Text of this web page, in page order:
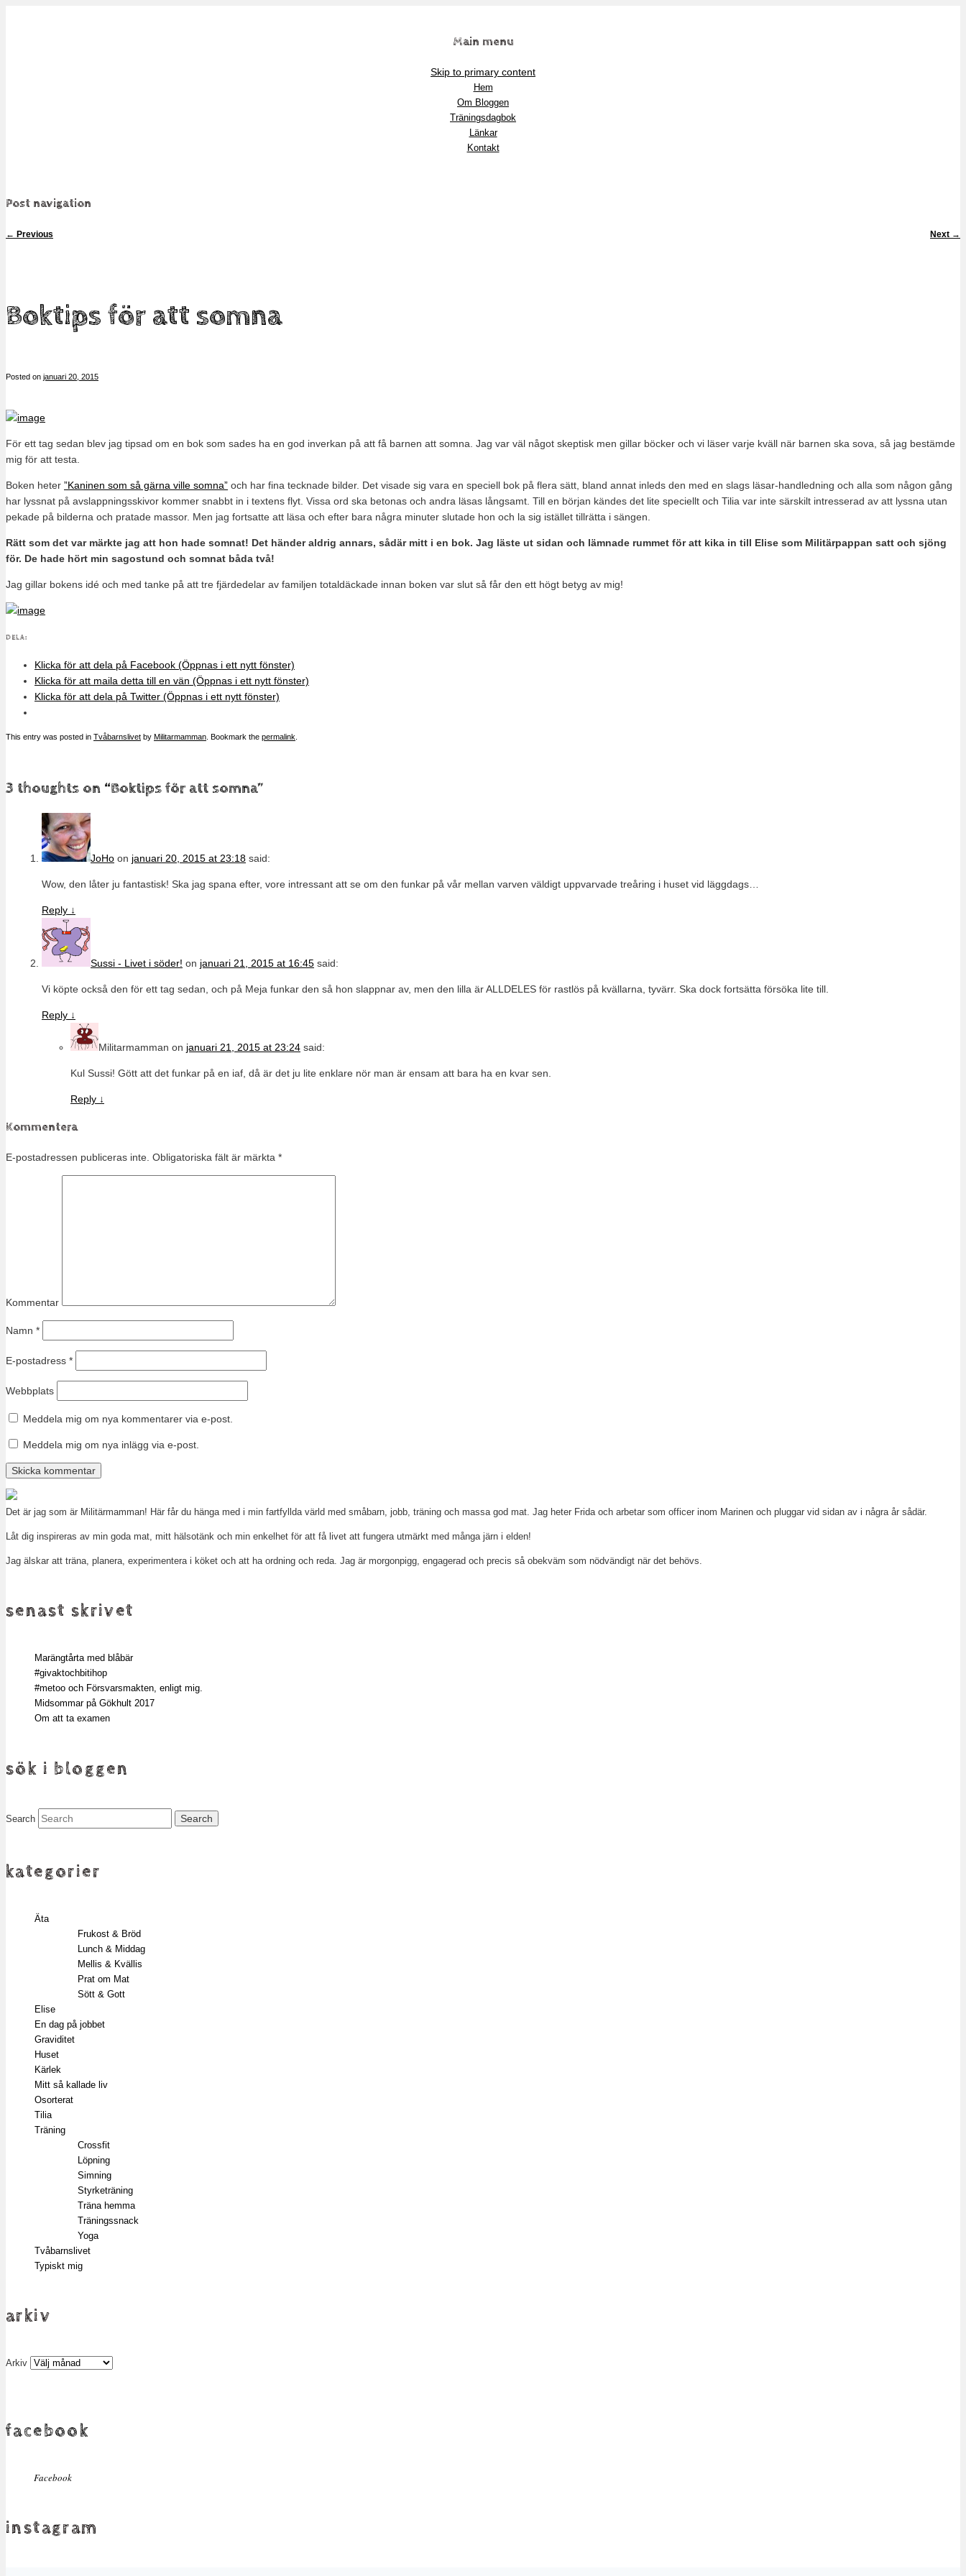
Main menu
Skip to primary content
Hem
Om Bloggen
Träningsdagbok
Länkar
Kontakt
Post navigation
← Previous Next →
Boktips för att somna
Posted on januari 20, 2015
För ett tag sedan blev jag tipsad om en bok som sades ha en god inverkan på att få barnen att somna. Jag var väl något skeptisk men gillar böcker och vi läser varje kväll när barnen ska sova, så jag bestämde
mig för att testa.
Boken heter ”Kaninen som så gärna ville somna” och har fina tecknade bilder. Det visade sig vara en speciell bok på flera sätt, bland annat inleds den med en slags läsar-handledning och alla som någon gång
har lyssnat på avslappningsskivor kommer snabbt in i textens flyt. Vissa ord ska betonas och andra läsas långsamt. Till en början kändes det lite speciellt och Tilia var inte särskilt intresserad av att lyssna utan
pekade på bilderna och pratade massor. Men jag fortsatte att läsa och efter bara några minuter slutade hon och la sig istället tillrätta i sängen.
Rätt som det var märkte jag att hon hade somnat! Det händer aldrig annars, sådär mitt i en bok. Jag läste ut sidan och lämnade rummet för att kika in till Elise som Militärpappan satt och sjöng
för. De hade hört min sagostund och somnat båda två!
Jag gillar bokens idé och med tanke på att tre fjärdedelar av familjen totaldäckade innan boken var slut så får den ett högt betyg av mig!
DELA:
Klicka för att dela på Facebook (Öppnas i ett nytt fönster)
Klicka för att maila detta till en vän (Öppnas i ett nytt fönster)
Klicka för att dela på Twitter (Öppnas i ett nytt fönster)
This entry was posted in Tvåbarnslivet by Militarmamman . Bookmark the permalink
3 thoughts on “Boktips för att somna”
JoHo on januari 20, 2015 at 23:18 said:
Wow, den låter ju fantastisk! Ska jag spana efter, vore intressant att se om den funkar på vår mellan varven väldigt uppvarvade treåring i huset vid läggdags…
Reply ↓
Sussi - Livet i söder! on januari 21, 2015 at 16:45 said:
Vi köpte också den för ett tag sedan, och på Meja funkar den så hon slappnar av, men den lilla är ALLDELES för rastlös på kvällarna, tyvärr. Ska dock fortsätta försöka lite till.
Reply ↓
Militarmamman on januari 21, 2015 at 23:24 said:
Kul Sussi! Gött att det funkar på en iaf, då är det ju lite enklare nör man är ensam att bara ha en kvar sen.
Reply ↓
Kommentera
E-postadressen publiceras inte. Obligatoriska fält är märkta *
Kommentar
Namn *
E-postadress *
Webbplats
Meddela mig om nya kommentarer via e-post.
Meddela mig om nya inlägg via e-post.
Det är jag som är Militärmamman! Här får du hänga med i min fartfyllda värld med småbarn, jobb, träning och massa god mat. Jag heter Frida och arbetar som officer inom Marinen och pluggar vid sidan av i några år sådär.
Låt dig inspireras av min goda mat, mitt hälsotänk och min enkelhet för att få livet att fungera utmärkt med många järn i elden!
Jag älskar att träna, planera, experimentera i köket och att ha ordning och reda. Jag är morgonpigg, engagerad och precis så obekväm som nödvändigt när det behövs.
senast skrivet
Marängtårta med blåbär
#givaktochbitihop
#metoo och Försvarsmakten, enligt mig.
Midsommar på Gökhult 2017
Om att ta examen
sök i bloggen
Search
kategorier
Äta
Frukost & Bröd
Lunch & Middag
Mellis & Kvällis
Prat om Mat
Sött & Gott
Elise
En dag på jobbet
Graviditet
Huset
Kärlek
Mitt så kallade liv
Osorterat
Tilia
Träning
Crossfit
Löpning
Simning
Styrketräning
Träna hemma
Träningssnack
Yoga
Tvåbarnslivet
Typiskt mig
arkiv
Arkiv
facebook
Facebook
instagram